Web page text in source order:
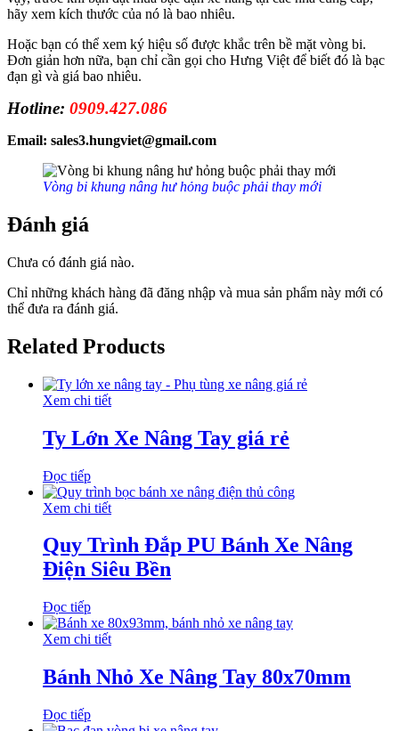
hãy xem kích thước của nó là bao nhiêu.
Hoặc bạn có thể xem ký hiệu số được khắc trên bề mặt vòng bi.
Đơn giản hơn nữa, bạn chỉ cần gọi cho Hưng Việt để biết đó là bạc
đạn gì và giá bao nhiêu.
Hotline: 0909.427.086
Email: sales3.hungviet@gmail.com
Vòng bi khung nâng hư hỏng buộc phải thay mới
Đánh giá
Chưa có đánh giá nào.
Chỉ những khách hàng đã đăng nhập và mua sản phẩm này mới có
thể đưa ra đánh giá.
Related Products
Xem chi tiết
Ty Lớn Xe Nâng Tay giá rẻ
Đọc tiếp
Xem chi tiết
Quy Trình Đắp PU Bánh Xe Nâng
Điện Siêu Bền
Đọc tiếp
Xem chi tiết
Bánh Nhỏ Xe Nâng Tay 80x70mm
Đọc tiếp